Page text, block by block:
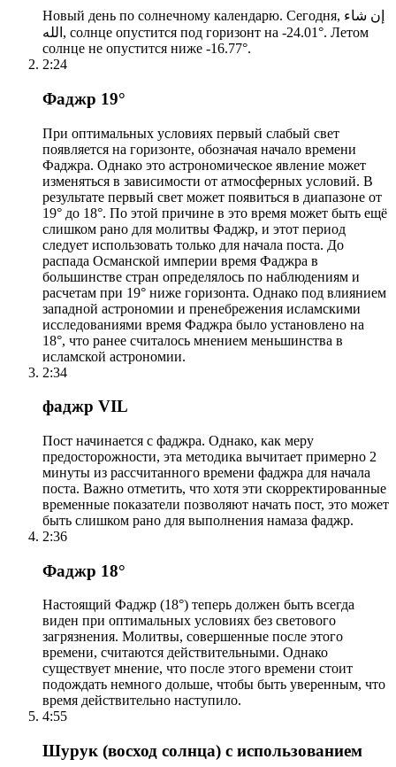
Новый день по солнечному календарю. Сегодня, إن شاء
الله, солнце опустится под горизонт на -24.01°. Летом
солнце не опустится ниже -16.77°.
2:24
Фаджр 19°
При оптимальных условиях первый слабый свет
появляется на горизонте, обозначая начало времени
Фаджра. Однако это астрономическое явление может
изменяться в зависимости от атмосферных условий. В
результате первый свет может появиться в диапазоне от
19° до 18°. По этой причине в это время может быть ещё
слишком рано для молитвы Фаджр, и этот период
следует использовать только для начала поста. До
распада Османской империи время Фаджра в
большинстве стран определялось по наблюдениям и
расчетам при 19° ниже горизонта. Однако под влиянием
западной астрономии и пренебрежения исламскими
исследованиями время Фаджра было установлено на
18°, что ранее считалось мнением меньшинства в
исламской астрономии.
2:34
фаджр VIL
Пост начинается с фаджра. Однако, как меру
предосторожности, эта методика вычитает примерно 2
минуты из рассчитанного времени фаджра для начала
поста. Важно отметить, что хотя эти скорректированные
временные показатели позволяют начать пост, это может
быть слишком рано для выполнения намаза фаджр.
2:36
Фаджр 18°
Настоящий Фаджр (18°) теперь должен быть всегда
виден при оптимальных условиях без светового
загрязнения. Молитвы, совершенные после этого
времени, считаются действительными. Однако
существует мнение, что после этого времени стоит
подождать немного дольше, чтобы быть уверенным, что
время действительно наступило.
4:55
Шурук (восход солнца) с использованием